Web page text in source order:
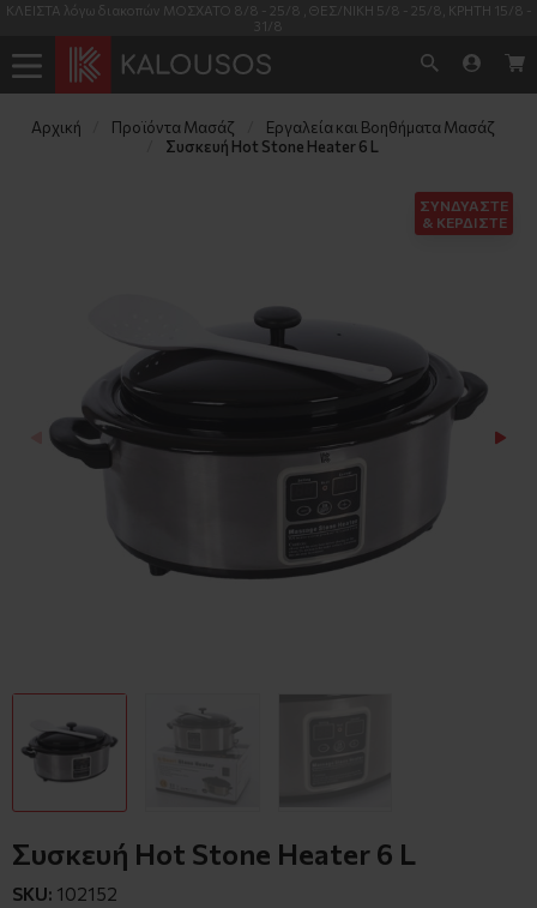
ΚΛΕΙΣΤΑ λόγω διακοπών ΜΟΣΧΑΤΟ 8/8 - 25/8 , ΘΕΣ/ΝΙΚΗ 5/8 - 25/8, ΚΡΗΤΗ 15/8 -
31/8
Αρχική Προϊόντα Μασάζ
Εργαλεία και Βοηθήματα Μασάζ
Συσκευή Hot Stone Heater 6 L
ΣΥΝΔΥΑΣΤΕ
& ΚΕΡΔΙΣΤΕ
Συσκευή Hot Stone Heater 6 L
SKU: 102152